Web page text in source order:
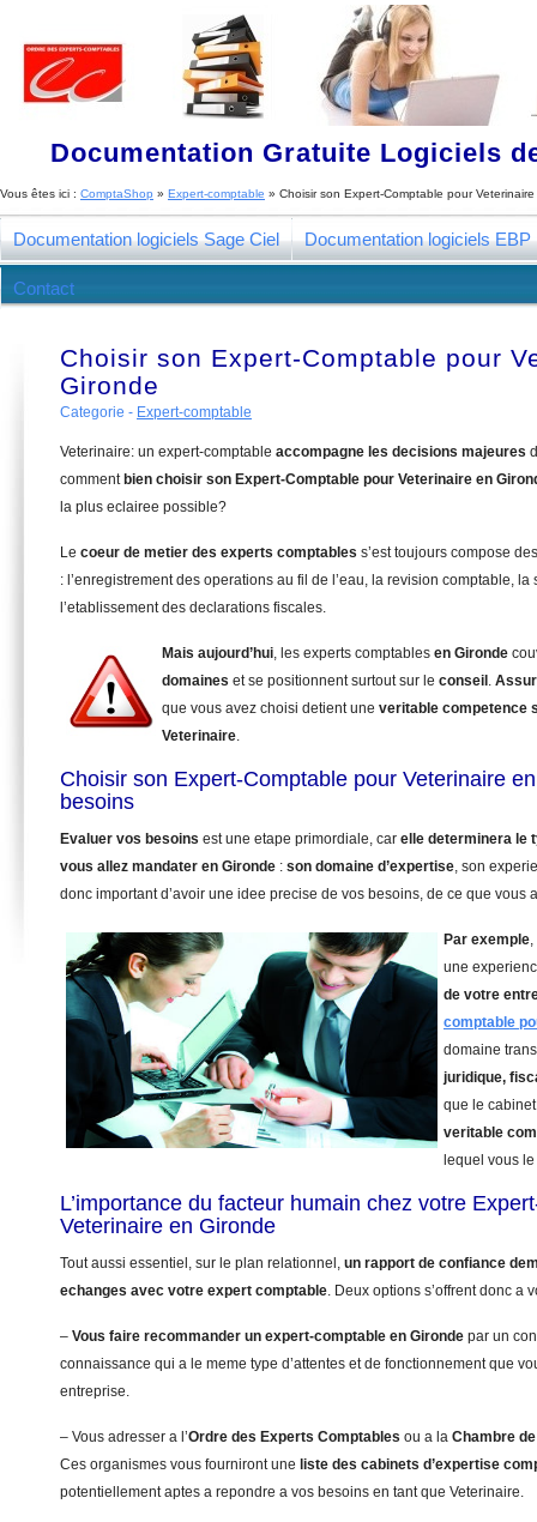
Documentation Gratuite Logiciels
Vous êtes ici : ComptaShop » Expert-comptable » Choisir son Expert-Comptable pour
Documentation logiciels Sage Ciel Documentation logiciels EBP
Contact
Choisir son Expert-Comptable pour
Gironde
Categorie - Expert-comptable
Veterinaire: un expert-comptable accompagne les decisions majeures
comment bien choisir son Expert-Comptable pour Veterinaire en
la plus eclairee possible?
Le coeur de metier des experts comptables s’est toujours compose
: l’enregistrement des operations au fil de l’eau, la revision comptable, la
l’etablissement des declarations fiscales.
Mais aujourd’hui, les experts comptables en Gironde
domaines et se positionnent surtout sur le conseil .
que vous avez choisi detient une veritable competence
Veterinaire.
Choisir son Expert-Comptable pour Veterinaire
besoins
Evaluer vos besoins est une etape primordiale, car elle determinera le
vous allez mandater en Gironde : son domaine d’expertise, son
donc important d’avoir une idee precise de vos besoins, de ce que vous
Par exemple
une
de votre
comptable
domaine
juridique,
que le
veritable
lequel vous
L’importance du facteur humain chez votre
Veterinaire en Gironde
Tout aussi essentiel, sur le plan relationnel, un rapport de confiance
echanges avec votre expert comptable. Deux options s’offrent donc a
– Vous faire recommander un expert-comptable en Gironde par un
connaissance qui a le meme type d’attentes et de fonctionnement que
entreprise.
– Vous adresser a l’Ordre des Experts Comptables ou a la Chambre
Ces organismes vous fourniront une liste des cabinets d’expertise
potentiellement aptes a repondre a vos besoins en tant que Veterinaire.